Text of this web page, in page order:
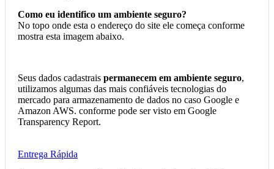
Como eu identifico um ambiente seguro?
No topo onde esta o endereço do site ele começa conforme
mostra esta imagem abaixo.
Seus dados cadastrais permanecem em ambiente seguro,
utilizamos algumas das mais confiáveis tecnologias do
mercado para armazenamento de dados no caso Google e
Amazon AWS. conforme pode ser visto em Google
Transparency Report.
Entrega Rápida